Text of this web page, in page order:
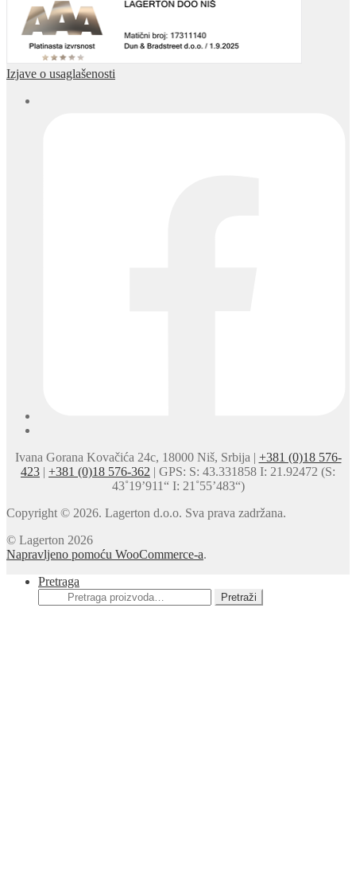
Izjave o usaglašenosti
Ivana Gorana Kovačića 24c, 18000 Niš, Srbija | +381 (0)18 576-
423 | +381 (0)18 576-362 | GPS: S: 43.331858 I: 21.92472 (S:
43˚19’911“ I: 21˚55’483“)
Copyright © 2026. Lagerton d.o.o. Sva prava zadržana.
© Lagerton 2026
Napravljeno pomoću WooCommerce-a.
Pretraga
Pretraga
za:
Pretraži